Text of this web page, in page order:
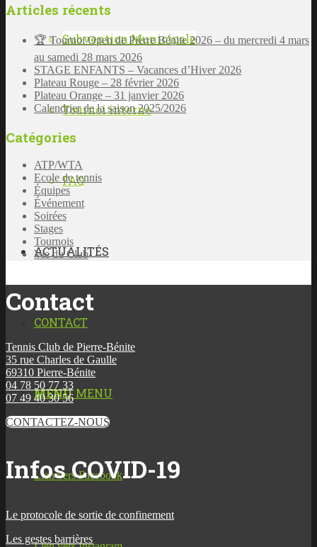
Subvention Municipale
Tournoi interne
FAQ
ACTUALITÉS
CONTACT
MENU MENU
Lien vers Facebook
Articles récents
🏆 Tournoi Open de Pierre Bénite 2026 – du mercredi 4 mars
au samedi 28 mars 2026
STAGE ENFANTS – Vacances d’Hiver 2026
Plateau Rouge – 28 février 2026
Plateau Orange – 31 janvier 2026
Calendrier de la saison 2025/2026
Catégories
ATP/WTA
Ecole de tennis
Équipes
Événement
Soirées
Stages
Tournois
Vie du Club
Contact
Tennis Club de Pierre-Bénite
35 rue Charles de Gaulle
69310 Pierre-Bénite
04 78 50 77 33
07 49 40 30 56
CONTACTEZ-NOUS
Infos COVID-19
Le protocole de sortie de confinement
Les gestes barrières